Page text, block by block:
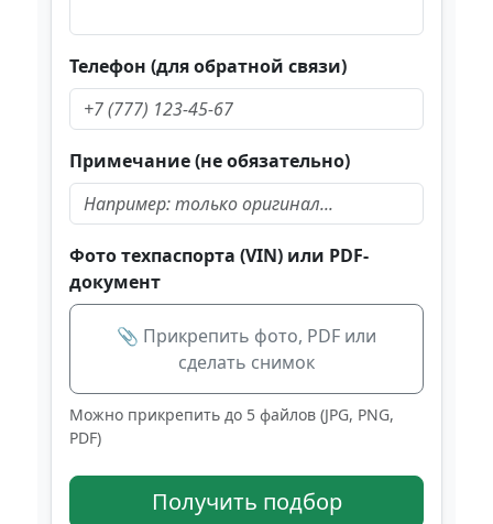
Телефон (для обратной связи)
Примечание (не обязательно)
Фото техпаспорта (VIN) или PDF-
документ
📎 Прикрепить фото, PDF или
сделать снимок
Можно прикрепить до 5 файлов (JPG, PNG,
PDF)
Получить подбор